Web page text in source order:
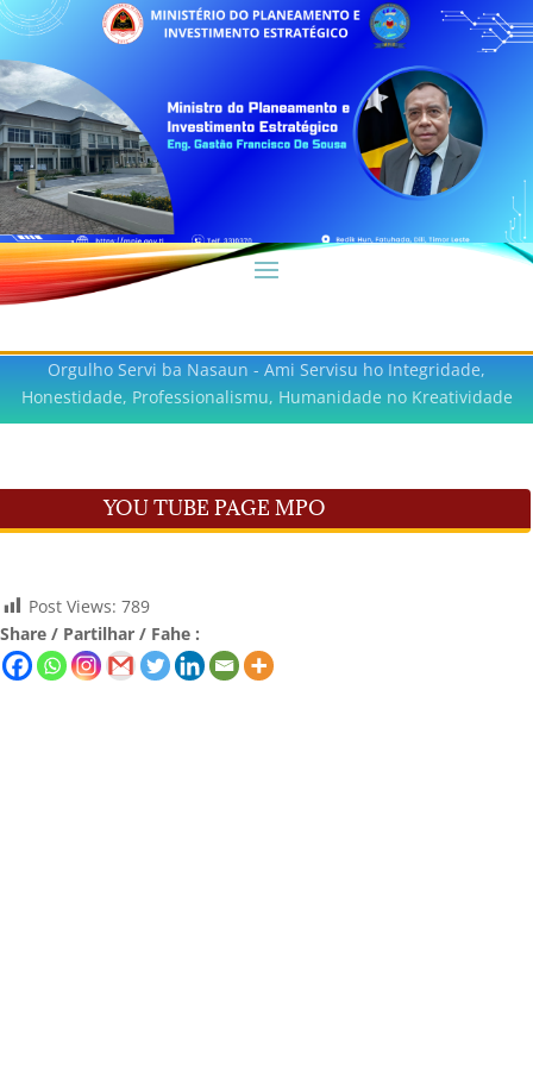
Orgulho Servi ba Nasaun - Ami Servisu ho Integridade,
Honestidade, Professionalismu, Humanidade no Kreatividade
YOU TUBE PAGE MPO
Post Views: 789
Share / Partilhar / Fahe :